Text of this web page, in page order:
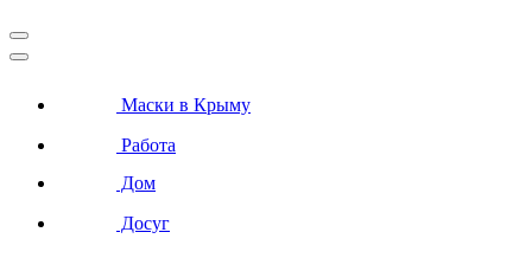
Маски в Крыму
Работа
Дом
Досуг